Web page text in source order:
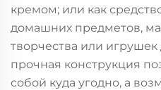
кремом; или как
домашних предметов,
творчества или игрушек
прочная конструкция
собой куда угодно, а